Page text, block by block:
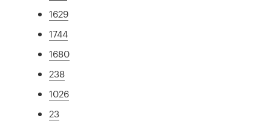
1629
1744
1680
238
1026
23